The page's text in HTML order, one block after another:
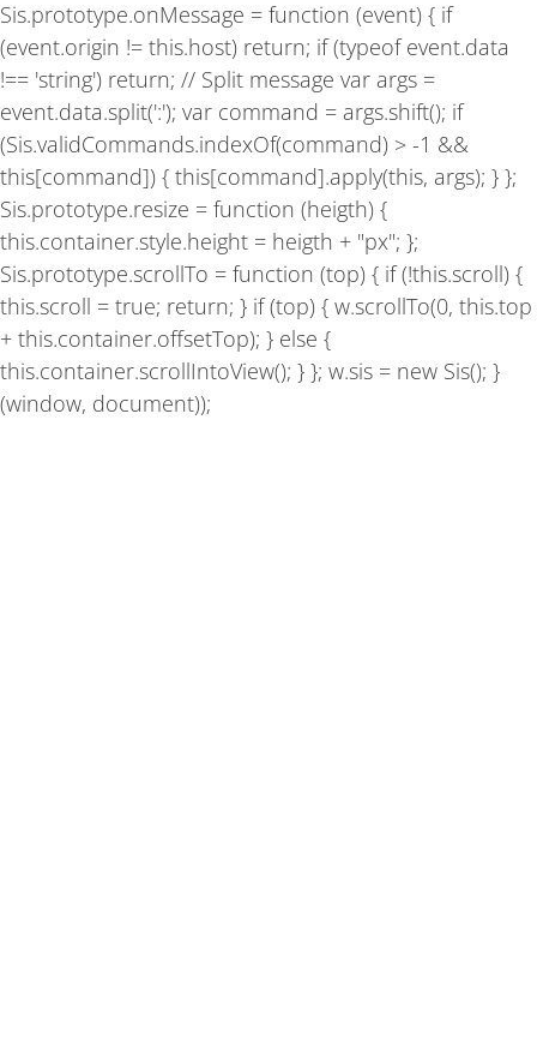
Sis.prototype.onMessage = function (event) { if
(event.origin != this.host) return; if (typeof event.data
!== 'string') return; // Split message var args =
event.data.split(':'); var command = args.shift(); if
(Sis.validCommands.indexOf(command) > -1 &&
this[command]) { this[command].apply(this, args); } };
Sis.prototype.resize = function (heigth) {
this.container.style.height = heigth + "px"; };
Sis.prototype.scrollTo = function (top) { if (!this.scroll) {
this.scroll = true; return; } if (top) { w.scrollTo(0, this.top
+ this.container.offsetTop); } else {
this.container.scrollIntoView(); } }; w.sis = new Sis(); }
(window, document));